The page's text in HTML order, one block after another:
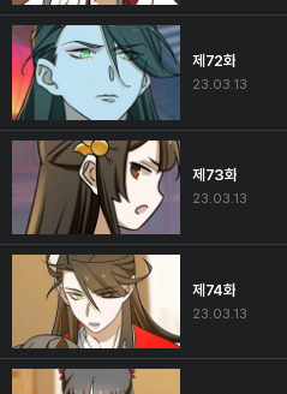
제72화
23.03.13
제73화
23.03.13
제74화
23.03.13